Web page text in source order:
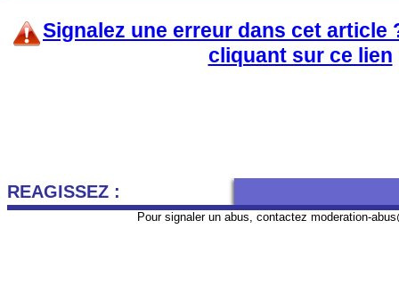
Signalez une erreur dans cet article
cliquant sur ce lien
REAGISSEZ :
Pour signaler un abus, contactez moderation-